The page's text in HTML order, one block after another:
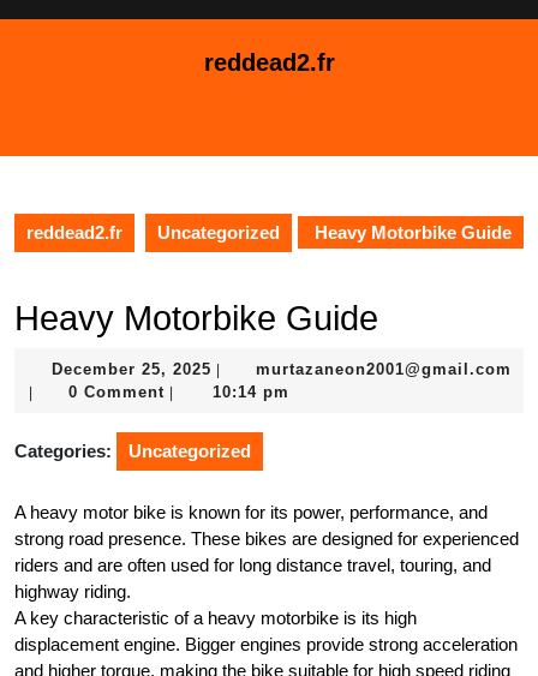
reddead2.fr
reddead2.fr Uncategorized Heavy Motorbike Guide
Heavy Motorbike Guide
December 25, 2025 December
25,
murtazaneon2001@gmail.com
murtazaneon2001@gmail.com
0 Comment 10:14 pm
Categories: Uncategorized
A heavy motor bike is known for its power, performance, and
strong road presence. These bikes are designed for experienced
riders and are often used for long distance travel, touring, and
highway riding.
A key characteristic of a heavy motorbike is its high
displacement engine. Bigger engines provide strong acceleration
and higher torque, making the bike suitable for high speed riding